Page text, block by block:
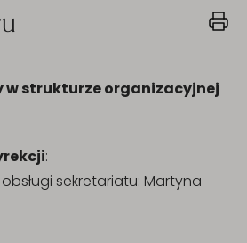
w strukturze organizacyjnej
:
sekretariatu: Martyna